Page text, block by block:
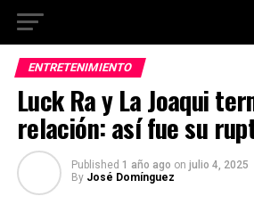
ENTRETENIMIENTO
Luck Ra y La Joaqui
relación: así fue su
Published 1 año ago on julio 4, 2025
By José Domínguez